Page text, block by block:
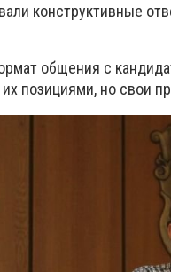
конструктивные
общения с
позициями, но свои